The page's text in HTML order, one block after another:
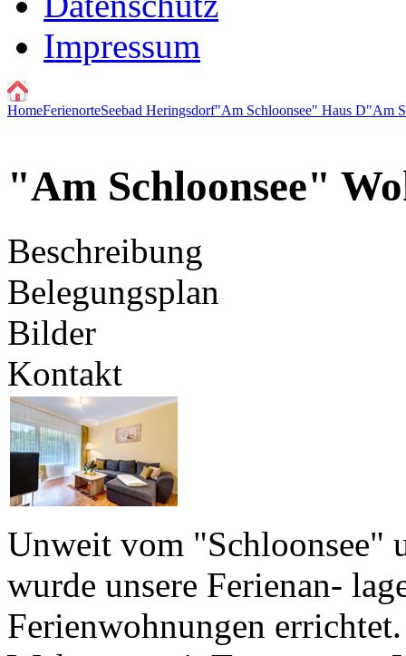
Impressum
HomeFerienorteSeebad Heringsdorf"Am Schloonsee" Haus D"Am
"Am Schloonsee"
Beschreibung
Belegungsplan
Bilder
Kontakt
Unweit vom "Schloonsee"
wurde unsere Ferienan-
Ferienwohnungen